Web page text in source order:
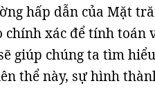
hấp dẫn của Mặt
chính xác để tính toán
giúp chúng ta tìm
thể này, sự hình